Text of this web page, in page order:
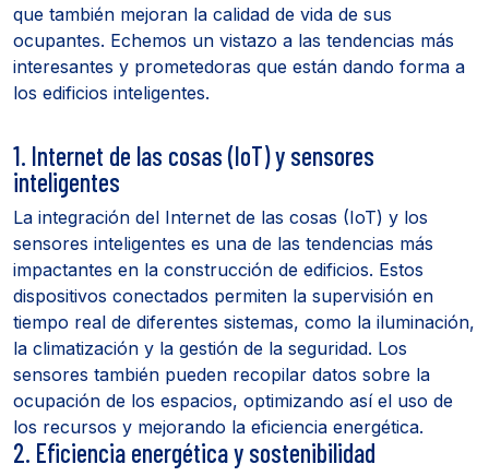
que también mejoran la calidad de vida de sus
ocupantes. Echemos un vistazo a las tendencias más
interesantes y prometedoras que están dando forma a
los edificios inteligentes.
1. Internet de las cosas (IoT) y sensores
inteligentes
La integración del Internet de las cosas (IoT) y los
sensores inteligentes es una de las tendencias más
impactantes en la construcción de edificios. Estos
dispositivos conectados permiten la supervisión en
tiempo real de diferentes sistemas, como la iluminación,
la climatización y la gestión de la seguridad. Los
sensores también pueden recopilar datos sobre la
ocupación de los espacios, optimizando así el uso de
los recursos y mejorando la eficiencia energética.
2. Eficiencia energética y sostenibilidad